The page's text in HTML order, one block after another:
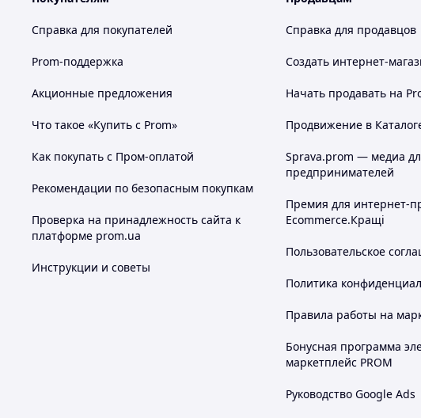
Справка для покупателей
Prom-поддержка
Акционные предложения
Что такое «Купить с Prom»
Как покупать с Пром-оплатой
Рекомендации по безопасным покупкам
Проверка на принадлежность сайта к
платформе prom.ua
Инструкции и советы
Справка для продавцов
Создать интернет-
Начать продавать на
Продвижение в
Sprava.prom — медиа
предпринимателей
Премия для интернет-
Ecommerce.Кращі
Пользовательское
Политика
Правила работы на
Бонусная программа
маркетплейс PROM
Руководство Google Ads